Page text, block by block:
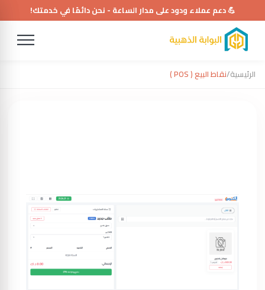
💪 دعم عملاء ودود على مدار الساعة - نحن دائمًا في خدمتك!
الرئيسية/نقاط البيع ( POS )